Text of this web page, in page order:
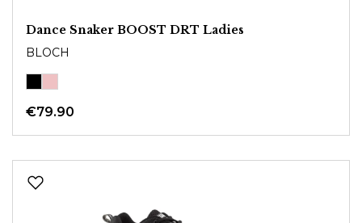
Dance Snaker BOOST DRT Ladies
BLOCH
€79.90